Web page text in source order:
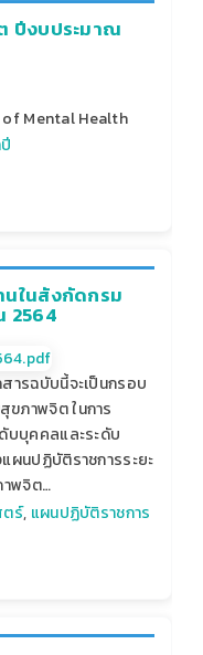
ปีงบประมาณ
of Mental Health
ในสังกัดกรม
2564
ารฉบับนี้จะเป็นกรอบ
ขภาพจิต ในการ
ดับบุคคลและระดับ
ผนปฏิบัติราชการระยะ
าพจิต…
ตร์, แผนปฏิบัติราชการ